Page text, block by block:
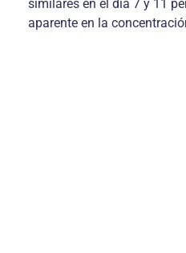
similares en el día 7 y 11
aparente en la